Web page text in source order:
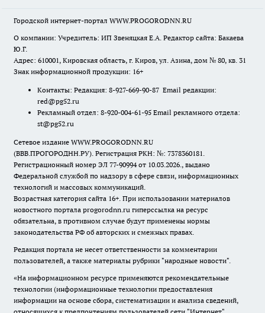
Городской интернет-портал WWW.PROGORODNN.RU
О компании: Учредитель: ИП Звеняцкая Е.А. Редактор сайта: Бакаева
Ю.Г.
Адрес: 610001, Кировская область, г. Киров, ул. Азина, дом № 80, кв. 31
Знак информационной продукции: 16+
Контакты: Редакция: 8-927-669-90-87 Email редакции:
red@pg52.ru
Рекламный отдел: 8-920-004-61-95 Email рекламного отдела:
st@pg52.ru
Сетевое издание WWW.PROGORODNN.RU
(ВВВ.ПРОГОРОДНН.РУ). Регистрация РКН: №: 7378360181.
Регистрационный номер ЭЛ 77-90994 от 10.03.2026., выдано
Федеральной службой по надзору в сфере связи, информационных
технологий и массовых коммуникаций.
Возрастная категория сайта 16+. При использовании материалов
новостного портала progorodnn.ru гиперссылка на ресурс
обязательна, в противном случае будут применены нормы
законодательства РФ об авторских и смежных правах.
Редакция портала не несет ответственности за комментарии
пользователей, а также материалы рубрики "народные новости".
«На информационном ресурсе применяются рекомендательные
технологии (информационные технологии предоставления
информации на основе сбора, систематизации и анализа сведений,